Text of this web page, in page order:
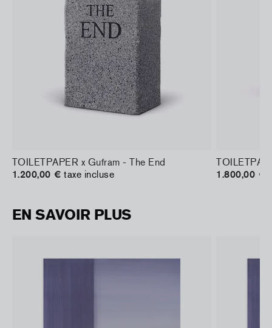
TOILETPAPER x Gufram - The End
1.200,00 € taxe incluse
1.800,00 €
EN SAVOIR PLUS